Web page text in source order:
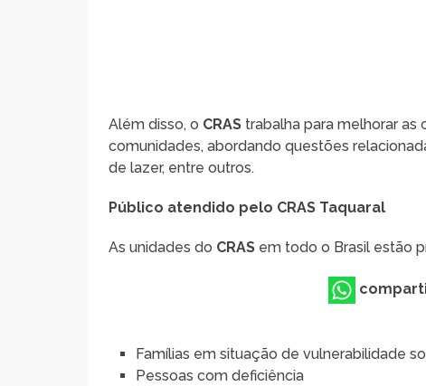
Além disso, o CRAS trabalha para melhorar as
comunidades, abordando questões
de lazer, entre outros.
Público atendido pelo CRAS Taquaral
As unidades do CRAS em todo o Brasil estão
Famílias em situação de vulnerabilidade
Pessoas com deficiência